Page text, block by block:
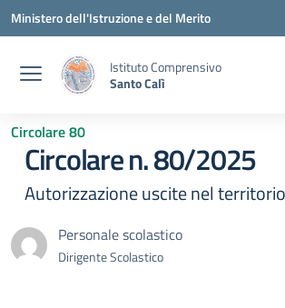
Vai ai contenuti
Vai al menu di navigazione
Vai al footer
Ministero dell'Istruzione e del Merito
Istituto Comprensivo
Santo Calì
Circolare 80
Circolare n. 80/2025
Autorizzazione uscite nel territorio
Personale scolastico
Dirigente Scolastico